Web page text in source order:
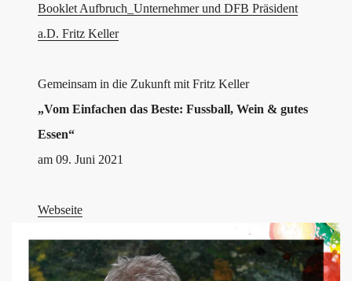
Booklet Aufbruch_Unternehmer und DFB Präsident
a.D. Fritz Keller
Gemeinsam in die Zukunft mit Fritz Keller
„Vom Einfachen das Beste: Fussball, Wein & gutes
Essen“
am 09. Juni 2021
Webseite